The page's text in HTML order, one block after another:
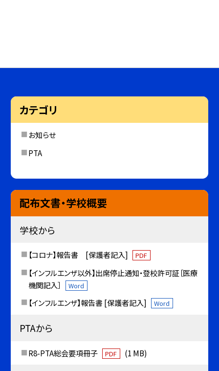
カテゴリ
お知らせ
PTA
配布文書・学校概要
学校から
【コロナ】報告書 [保護者記入] PDF
【インフルエンザ以外】出席停止通知・登校許可証［医療
機関記入］
Word
【インフルエンザ】報告書 [保護者記入] Word
PTAから
R8-PTA総会要項冊子 PDF (1 MB)